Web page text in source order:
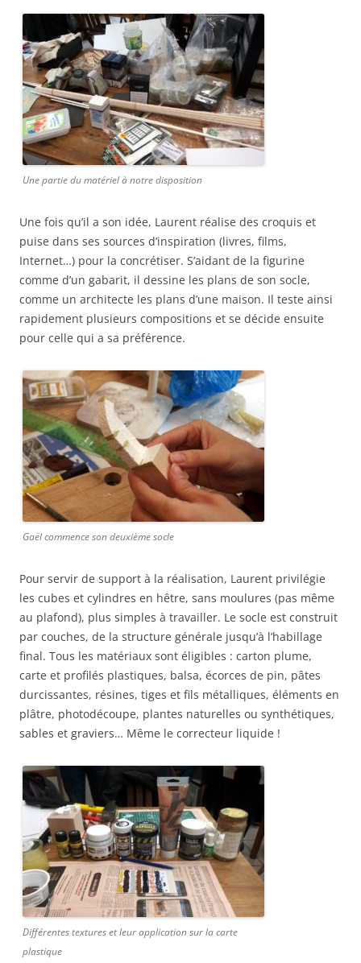
Une partie du matériel à notre disposition
Une fois qu’il a son idée, Laurent réalise des croquis et
puise dans ses sources d’inspiration (livres, films,
Internet…) pour la concrétiser. S’aidant de la figurine
comme d’un gabarit, il dessine les plans de son socle,
comme un architecte les plans d’une maison. Il teste ainsi
rapidement plusieurs compositions et se décide ensuite
pour celle qui a sa préférence.
Gaël commence son deuxième socle
Pour servir de support à la réalisation, Laurent privilégie
les cubes et cylindres en hêtre, sans moulures (pas même
au plafond), plus simples à travailler. Le socle est construit
par couches, de la structure générale jusqu’à l’habillage
final. Tous les matériaux sont éligibles : carton plume,
carte et profilés plastiques, balsa, écorces de pin, pâtes
durcissantes, résines, tiges et fils métalliques, éléments en
plâtre, photodécoupe, plantes naturelles ou synthétiques,
sables et graviers… Même le correcteur liquide !
Différentes textures et leur application sur la carte
plastique